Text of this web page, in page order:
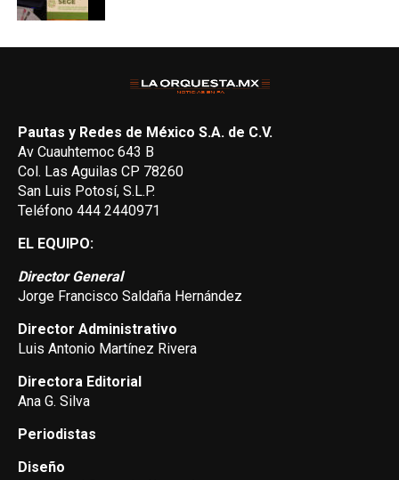
Pautas y Redes de México S.A. de C.V.
Av Cuauhtemoc 643 B
Col. Las Aguilas CP 78260
San Luis Potosí, S.L.P.
Teléfono 444 2440971
EL EQUIPO:
Director General
Jorge Francisco Saldaña Hernández
Director Administrativo
Luis Antonio Martínez Rivera
Directora Editorial
Ana G. Silva
Periodistas
Diseño